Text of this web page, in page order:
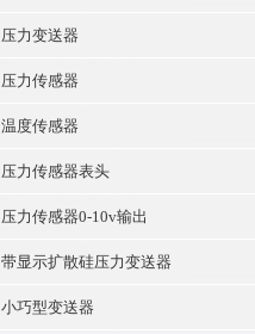
压力变送器
压力传感器
温度传感器
压力传感器表头
压力传感器0-10v输出
带显示扩散硅压力变送器
小巧型变送器